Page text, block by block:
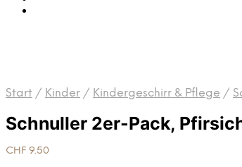
Start / Kinder / Kindergeschirr & Pflege /
Schnuller 2er-Pack,
CHF 9.50